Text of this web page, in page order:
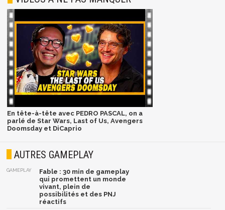
En tête-à-tête avec PEDRO PASCAL, on a
parlé de Star Wars, Last of Us, Avengers
Doomsday et DiCaprio
AUTRES GAMEPLAY
GAMEPLAY
Fable : 30 min de gameplay
qui promettent un monde
vivant, plein de
possibilités et des PNJ
réactifs